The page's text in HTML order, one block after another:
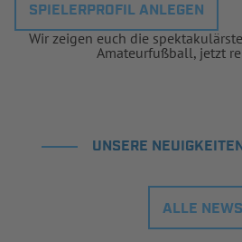
SPIELERPROFIL ANLEGEN
Wir zeigen euch die
Amateurfußball, jetzt
UNSERE
ALLE NEWS